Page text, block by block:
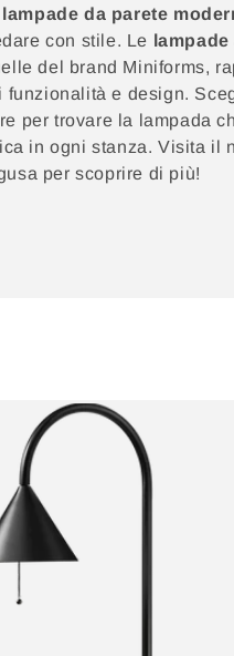
lampade da parete
con stile. Le lampade
del brand Miniforms,
funzionalità e design.
per trovare la lampada
in ogni stanza. Visita il
per scoprire di più!